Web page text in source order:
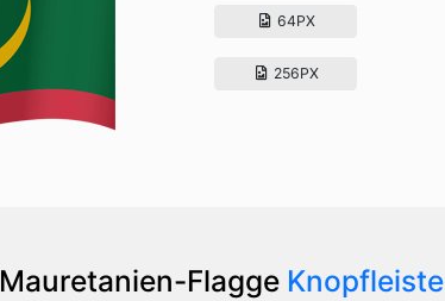
64PX
256PX
Mauretanien-Flagge Knopfleiste